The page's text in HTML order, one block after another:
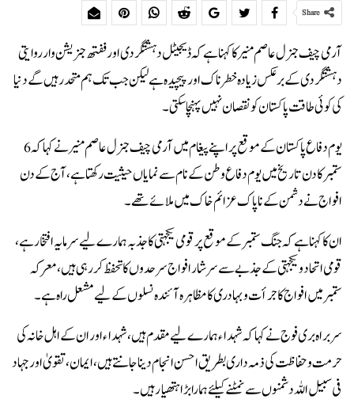
Share
آرمی چیف جنرل عاصم منیر کا کہنا ہے کہ ڈیجیٹل دہشتگردی اور ففتھ جنریشن وار روایتی
دہشتگردی کے برعکس زیادہ خطرناک اور پیچیدہ ہے لیکن جب تک ہم متحد رہیں گے دنیا
کی کوئی طاقت پاکستان کو نقصان نہیں پہنچا سکتی۔
یوم دفاع پاکستان کے موقع پر اپنے پیغام میں آرمی چیف جنرل عاصم منیر نے کہا کہ 6
ستمبر کا دن تاریخ میں یوم دفاع وطن کے نام سے نمایاں حیثیت رکھتا ہے، آج کے دن
افواج نے دشمن کے ناپاک عزائم خاک میں ملائے تھے۔
ان کا کہنا ہے کہ جنگ ستمبر کے موقع پر قومی یکجہتی کا جذبہ ہمارے لیے سرمایہ افتخار ہے،
قومی اتحاد و یکجہتی کے جذبے سےسرشار افواج سرحدوں کا تحفظ کر رہی ہیں، معرکہ
ستمبر میں افواج کا جرأت و بہادری کا مظاہرہ آئندہ نسلوں کے لیے مشعل راہ ہے۔
سربراہ بری فوج نے کہا کہ شہداء ہمارے لیے مقدم ہیں، شہداء اور ان کے اہل خانہ کی
حرمت و حفاظت کی ذمہ داری بطریق احسن انجام دینا جانتے ہیں، ایمان، تقویٰ اور جہاد
فی سبیل اللہ دشمنوں سے نمٹنے کیلئے ہمارا بڑا ہتھیار ہیں۔